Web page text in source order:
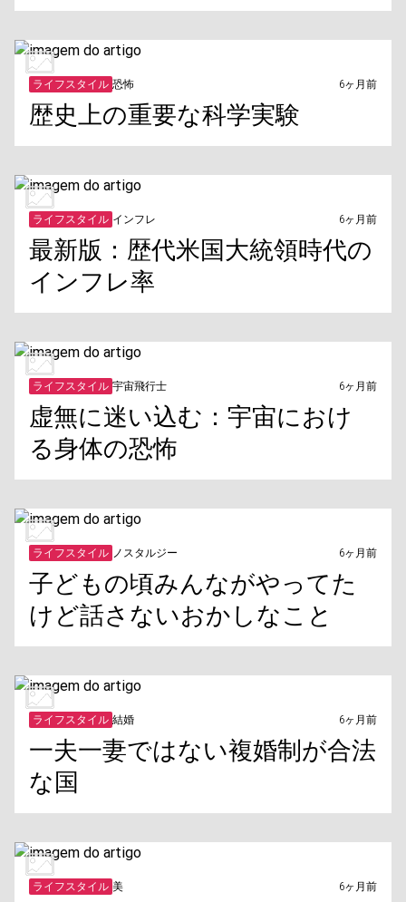
ライフスタイル 恐怖 6ヶ月前
歴史上の重要な科学実験
ライフスタイル インフレ 6ヶ月前
最新版：歴代米国大統領時代の
インフレ率
ライフスタイル 宇宙飛行士 6ヶ月前
虚無に迷い込む：宇宙におけ
る身体の恐怖
ライフスタイル ノスタルジー 6ヶ月前
子どもの頃みんながやってた
けど話さないおかしなこと
ライフスタイル 結婚 6ヶ月前
一夫一妻ではない複婚制が合法
な国
ライフスタイル 美 6ヶ月前